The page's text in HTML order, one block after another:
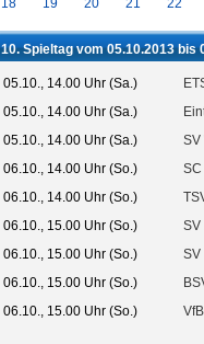
18 19 20 21 22
10. Spieltag vom 05.10.2013 bis
05.10., 14.00 Uhr (Sa.)
05.10., 14.00 Uhr (Sa.)
05.10., 14.00 Uhr (Sa.)
SV
06.10., 14.00 Uhr (So.)
06.10., 14.00 Uhr (So.)
06.10., 15.00 Uhr (So.)
SV
06.10., 15.00 Uhr (So.)
SV
06.10., 15.00 Uhr (So.)
06.10., 15.00 Uhr (So.)